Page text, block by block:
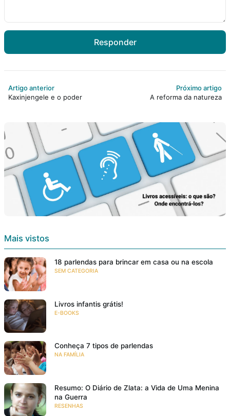
Responder
Artigo anterior
Kaxinjengele e o poder
Próximo artigo
A reforma da natureza
Mais vistos
18 parlendas para brincar em casa ou na escola
SEM CATEGORIA
Livros infantis grátis!
E-BOOKS
Conheça 7 tipos de parlendas
NA FAMÍLIA
Resumo: O Diário de Zlata: a Vida de Uma Menina
na Guerra
RESENHAS